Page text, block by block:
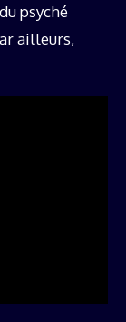
psyché
ailleurs,